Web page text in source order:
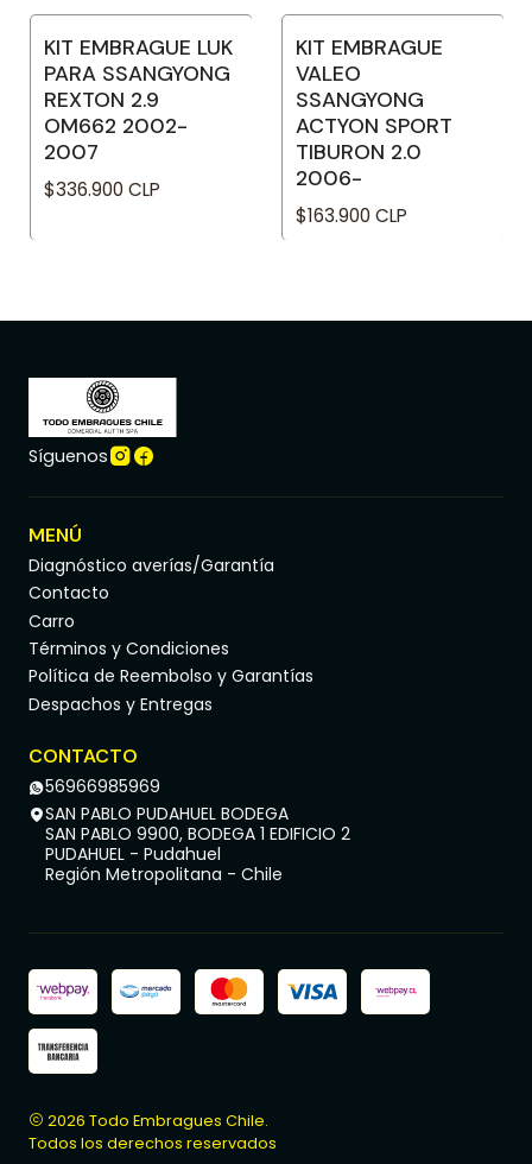
KIT EMBRAGUE LUK
PARA SSANGYONG
REXTON 2.9
OM662 2002-
2007
$336.900 CLP
KIT EMBRAGUE
VALEO
SSANGYONG
ACTYON SPORT
TIBURON 2.0
2006-
$163.900 CLP
Síguenos
MENÚ
Diagnóstico averías/Garantía
Contacto
Carro
Términos y Condiciones
Política de Reembolso y Garantías
Despachos y Entregas
CONTACTO
56966985969
SAN PABLO PUDAHUEL BODEGA
SAN PABLO 9900, BODEGA 1 EDIFICIO 2
PUDAHUEL - Pudahuel
Región Metropolitana - Chile
2026 Todo Embragues Chile.
Todos los derechos reservados